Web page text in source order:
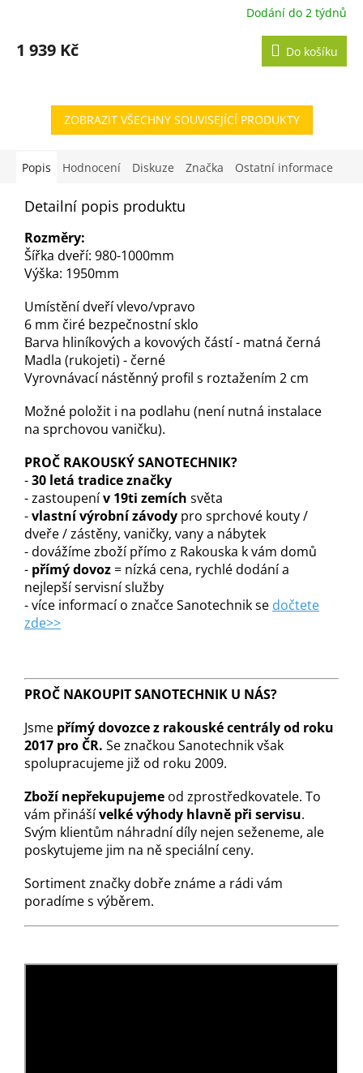
Dodání do 2 týdnů
1 939 Kč Do košíku
ZOBRAZIT VŠECHNY SOUVISEJÍCÍ PRODUKTY
Popis Hodnocení Diskuze Značka Ostatní informace
Detailní popis produktu
Rozměry:
Šířka dveří: 980-1000mm
Výška: 1950mm
Umístění dveří vlevo/vpravo
6 mm čiré bezpečnostní sklo
Barva hliníkových a kovových částí - matná černá
Madla (rukojeti) - černé
Vyrovnávací nástěnný profil s roztažením 2 cm
Možné položit i na podlahu (není nutná instalace
na sprchovou vaničku).
PROČ RAKOUSKÝ SANOTECHNIK?
-30 letá tradice značky
- zastoupenív 19ti zemích světa
-vlastní výrobní závody pro sprchové kouty /
dveře / zástěny, vaničky, vany a nábytek
- dovážíme zboží přímo z Rakouska k vám domů
- přímý dovoz= nízká cena, rychlé dodání a
nejlepší servisní služby
- více informací o značce Sanotechnik se dočtete
zde>>
PROČ NAKOUPIT SANOTECHNIK U NÁS?
Jsme přímý dovozce z rakouské centrály od roku
2017 pro ČR. Se značkou Sanotechnik však
spolupracujeme již od roku 2009.
Zboží nepřekupujeme od zprostředkovatele. To
vám přinášívelké výhody hlavně při servisu.
Svým klientům náhradní díly nejen seženeme, ale
poskytujeme jim na ně speciální ceny.
Sortiment značky dobře známe a rádi vám
poradíme s výběrem.